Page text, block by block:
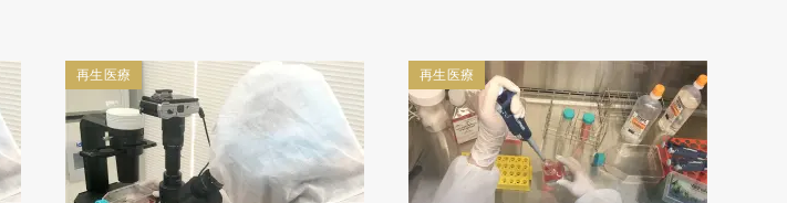
再生医療 再生医療